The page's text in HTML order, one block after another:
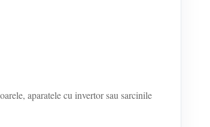
aparatele cu invertor sau sarcinile